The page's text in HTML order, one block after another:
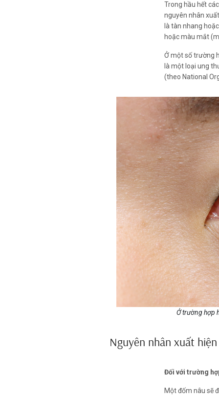
Trong hầu hết
nguyên nhân
là tàn nhang
hoặc màu mắt
Ở một số trường
là một loại ung
(theo National
Ở trường hợp
Nguyên nhân xuất
Đối với trường
Một đốm nâu sẽ